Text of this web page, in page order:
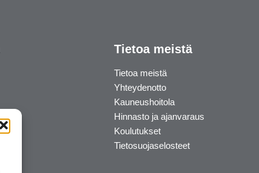
Tietoa meistä
Tietoa meistä
Yhteydenotto
Kauneushoitola
Hinnasto ja ajanvaraus
Koulutukset
Tietosuojaselosteet